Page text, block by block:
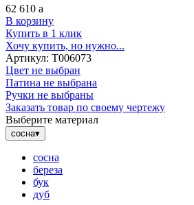
62 610 a
В корзину
Купить в 1 клик
Хочу купить, но нужно...
Артикул: Т006073
Цвет не выбран
Патина не выбрана
Ручки не выбраны
Заказать товар по своему чертежу
Выберите материал
сосна▾
сосна
береза
бук
дуб